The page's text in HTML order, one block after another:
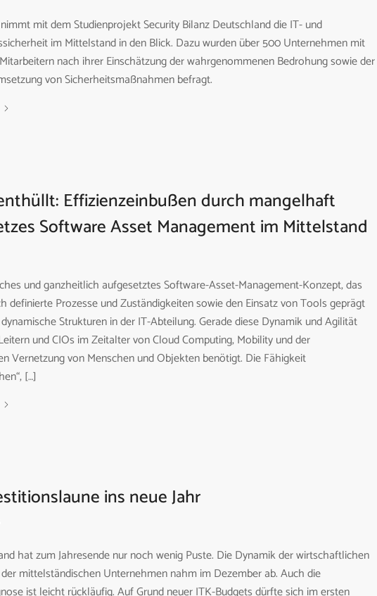
mit dem Studienprojekt Security Bilanz Deutschland die IT- und
im Mittelstand in den Blick. Dazu wurden über 500 Unternehmen mit
nach ihrer Einschätzung der wahrgenommenen Bedrohung sowie der
von Sicherheitsmaßnahmen befragt.
Effizienzeinbußen durch mangelhaft
Software Asset Management im Mittelstand
und ganzheitlich aufgesetztes Software-Asset-Management-Konzept, das
definierte Prozesse und Zuständigkeiten sowie den Einsatz von Tools geprägt
Strukturen in der IT-Abteilung. Gerade diese Dynamik und Agilität
und CIOs im Zeitalter von Cloud Computing, Mobility und der
Vernetzung von Menschen und Objekten benötigt. Die Fähigkeit
[…]
ins neue Jahr
hat zum Jahresende nur noch wenig Puste. Die Dynamik der wirtschaftlichen
mittelständischen Unternehmen nahm im Dezember ab. Auch die
ist leicht rückläufig. Auf Grund neuer ITK-Budgets dürfte sich im ersten